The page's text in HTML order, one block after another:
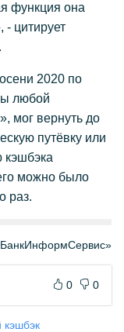
функция она
- цитирует
.
2020 по
любой
мог вернуть до
путёвку или
кэшбэка
можно было
раз.
0 0
кэшбэк